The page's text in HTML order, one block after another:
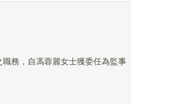
務，自馮蓉麗女士獲委任為監事